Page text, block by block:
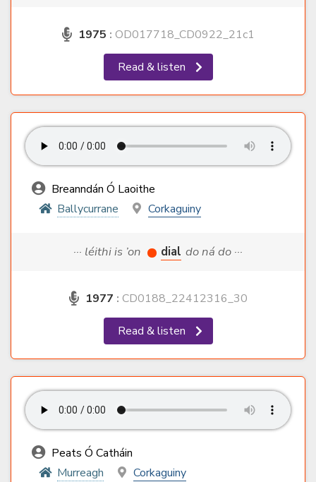
1975 : OD017718_CD0922_21c1
Read & listen
Breanndán Ó Laoithe
Ballycurrane
Corkaguiny
··· léithi is ’on dial do ná do ···
1977 : CD0188_22412316_30
Read & listen
Peats Ó Catháin
Murreagh
Corkaguiny